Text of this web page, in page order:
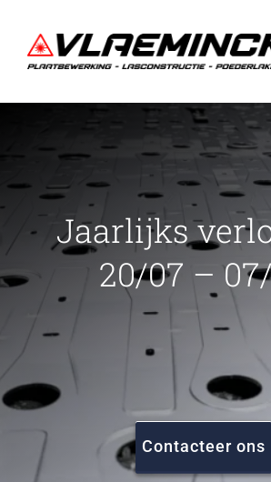
naar
inhoud
Plaatbewerking
Lasconstructie
Poederlakken
Projecten
FAQ
Jaarlijks
20/07 –
Contacteer ons